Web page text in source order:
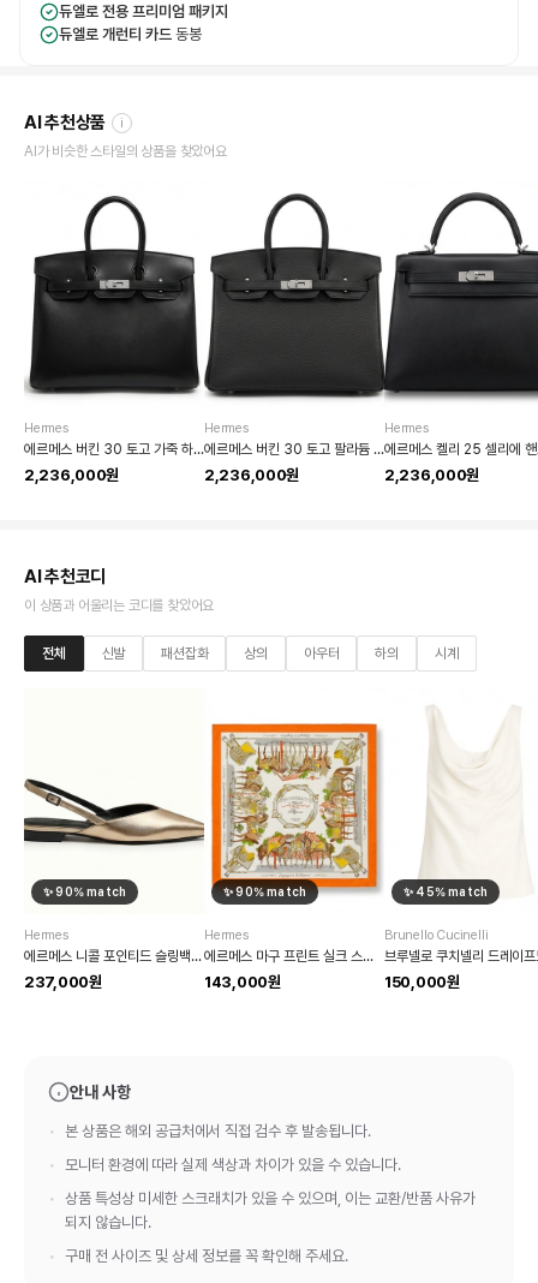
듀엘로 전용 프리미엄 패키지
듀엘로 개런티 카드 동봉
AI 추천상품 i
AI가 비슷한 스타일의 상품을 찾았어요
Hermes
에르메스 버킨 30 토고 가죽 하드웨어 핸드백
2,236,000원
Hermes
에르메스 버킨 30 토고 팔라듐 하드웨어 핸드백
2,236,000원
Hermes
에르메스 켈리 25 셀리에
2,236,000원
AI 추천코디
이 상품과 어울리는 코디를 찾았어요
전체 신발 패션잡화 상의 아우터 하의 시계
✨90% match
Hermes
에르메스 니콜 포인티드 슬링백 플랫
237,000원
✨90% match
Hermes
에르메스 마구 프린트 실크 스카프
143,000원
✨ 45% match
Brunello Cucinelli
150,000원
안내 사항
본 상품은 해외 공급처에서 직접 검수 후 발송됩니다.
모니터 환경에 따라 실제 색상과 차이가 있을 수 있습니다.
상품 특성상 미세한 스크래치가 있을 수 있으며, 이는 교환/반품 사유가
되지 않습니다.
구매 전 사이즈 및 상세 정보를 꼭 확인해 주세요.